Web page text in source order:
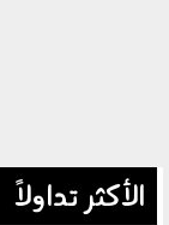
الأكثر تداولاً